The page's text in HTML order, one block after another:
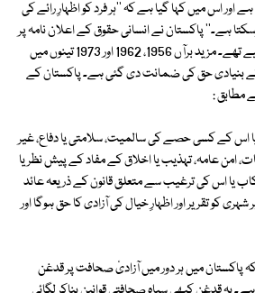
اس میں کہا گیا ہے کہ ''ہر فرد کو اظہارِ رائے کی
ہے۔'' پاکستان نے انسانی حقوق کے اعلان نامہ پر
10 دسمبر 1948ء کو دستخط کیے تھے۔ مزید برآں 1956، 1962 اور 1973 تینوں میں
کے بنیادی حق کی ضمانت دی گئی ہے۔ پاکستان کے
اس کے کسی حصے کی سالمیت، سلامتی یا دفاع، غیر
امن عامہ، تہذیب یا اخلاق کے مفاد کے پیش نظر یا
یا اس کی ترغیب سے متعلق قانون کے ذریعہ عائد
شہری کو تقریر اور اظہارِ خیال کی آزادی کا حق ہوگا اور
میں ہر دور میں آزادیٔ صحافت پر قدغن